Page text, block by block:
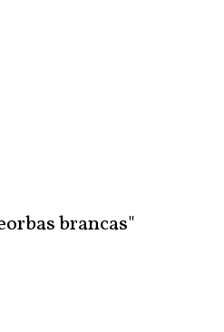
brancas"